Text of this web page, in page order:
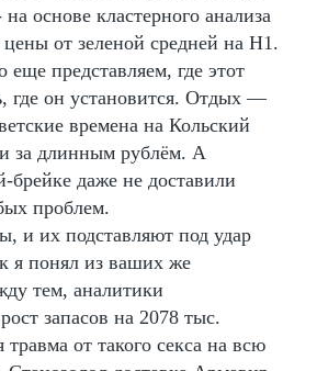
основе кластерного анализа
от зеленой средней на Н1.
представляем, где этот
где он установится. Отдых —
времена на Кольский
за длинным рублём. А
брейке даже не доставили
проблем.
и их подставляют под удар
я понял из ваших же
тем, аналитики
запасов на 2078 тыс.
травма от такого секса на всю